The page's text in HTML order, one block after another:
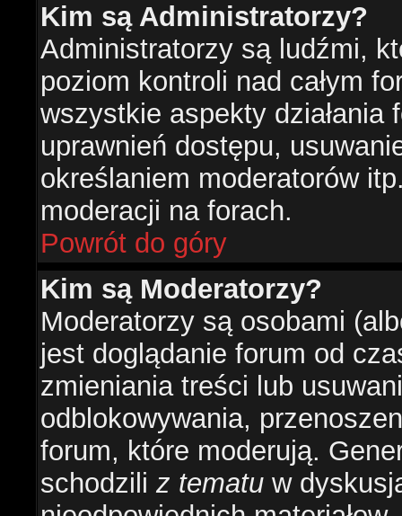
Kim są Administratorzy?
Administratorzy są ludźmi,
poziom kontroli nad całym
wszystkie aspekty działania
uprawnień dostępu,
określaniem moderatorów
moderacji na forach.
Powrót do góry
Kim są Moderatorzy?
Moderatorzy są osobami
jest doglądanie forum od
zmieniania treści lub
odblokowywania,
forum, które moderują.
schodzili z tematu w